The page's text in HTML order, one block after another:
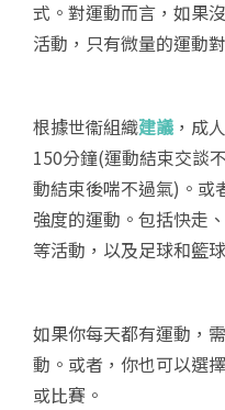
式。對運動而言，如果
活動，只有微量的運動
根據世衞組織建議 ，成
150分鐘(運動結束交談
動結束後喘不過氣)。或
強度的運動。包括快走
等活動，以及足球和籃
如果你每天都有運動，
動。或者，你也可以選
或比賽。